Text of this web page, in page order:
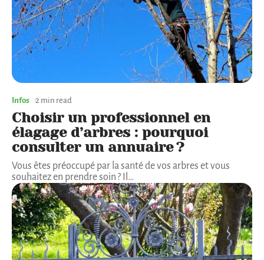
Infos 2 min read
Choisir un professionnel en
élagage d’arbres : pourquoi
consulter un annuaire ?
Vous êtes préoccupé par la santé de vos arbres et vous
souhaitez en prendre soin ? Il …